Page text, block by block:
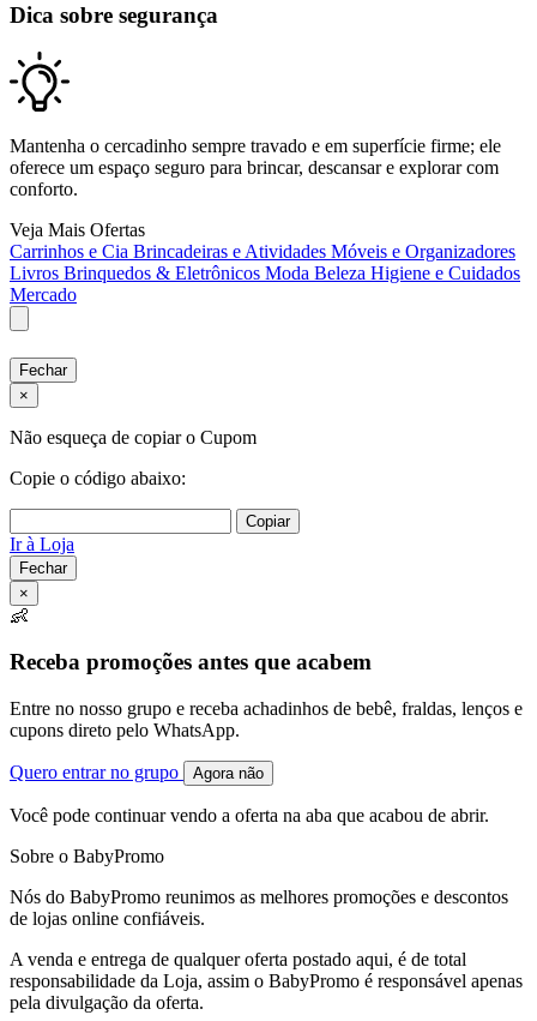
Dica sobre segurança
Mantenha o cercadinho sempre travado e em superfície firme; ele
oferece um espaço seguro para brincar, descansar e explorar com
conforto.
Veja Mais Ofertas
Carrinhos e Cia Brincadeiras e Atividades Móveis e Organizadores
Livros Brinquedos & Eletrônicos Moda Beleza Higiene e Cuidados
Mercado
Fechar
×
Não esqueça de copiar o Cupom
Copie o código abaixo:
Copiar
Ir à Loja
Fechar
×
👶
Receba promoções antes que acabem
Entre no nosso grupo e receba achadinhos de bebê, fraldas, lenços e
cupons direto pelo WhatsApp.
Quero entrar no grupo Agora não
Você pode continuar vendo a oferta na aba que acabou de abrir.
Sobre o BabyPromo
Nós do BabyPromo reunimos as melhores promoções e descontos
de lojas online confiáveis.
A venda e entrega de qualquer oferta postado aqui, é de total
responsabilidade da Loja, assim o BabyPromo é responsável apenas
pela divulgação da oferta.